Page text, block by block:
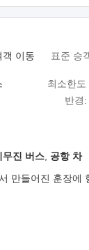
객 이동 표준 승
최소한도
반경:
무진 버스 공항 차
만들어진 훈장에